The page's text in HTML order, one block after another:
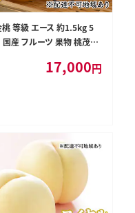
等級 エース 約1.5kg 5
産 フルーツ 果物 桃茂実
17,000円